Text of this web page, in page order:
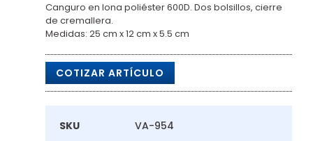
Canguro en lona poliéster 600D. Dos bolsillos, cierre
de cremallera.
Medidas: 25 cm x 12 cm x 5.5 cm
COTIZAR ARTÍCULO
SKU
VA-954